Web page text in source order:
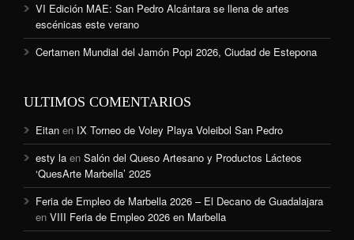
VI Edición MAE: San Pedro Alcántara se llena de artes
escénicas este verano
Certamen Mundial del Jamón Popi 2026, Ciudad de Estepona
ULTIMOS COMENTARIOS
Eitan en IX Torneo de Voley Playa Voleibol San Pedro
esty la en Salón del Queso Artesano y Productos Lácteos
‘QuesArte Marbella’ 2025
Feria de Empleo de Marbella 2026 – El Decano de Guadalajara
en VIII Feria de Empleo 2026 en Marbella